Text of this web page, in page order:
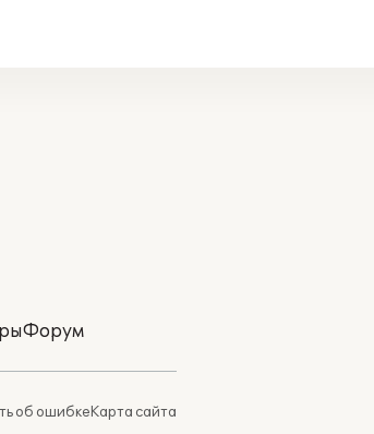
Форум
об ошибкеКарта сайта